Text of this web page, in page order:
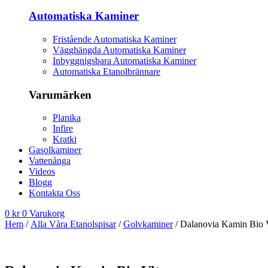
Automatiska Kaminer
Fristående Automatiska Kaminer
Vägghängda Automatiska Kaminer
Inbyggnigsbara Automatiska Kaminer
Automatiska Etanolbrännare
Varumärken
Planika
Infire
Kratki
Gasolkaminer
Vattenånga
Videos
Blogg
Kontakta Oss
0 kr 0 Varukorg
Hem / Alla Våra Etanolspisar/Golvkaminer/ Dalanovia Kamin Bio